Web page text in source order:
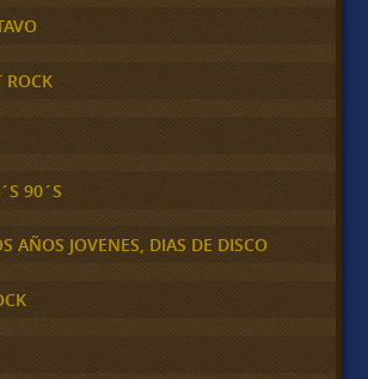
ROCK
90´S
AÑOS JOVENES, DIAS DE DISCO